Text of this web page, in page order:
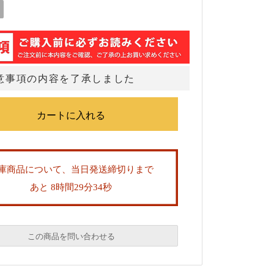
事項の内容を了承しました
商品について、当日発送締切りまで
あと 8時間29分34秒
この商品を問い合わせる